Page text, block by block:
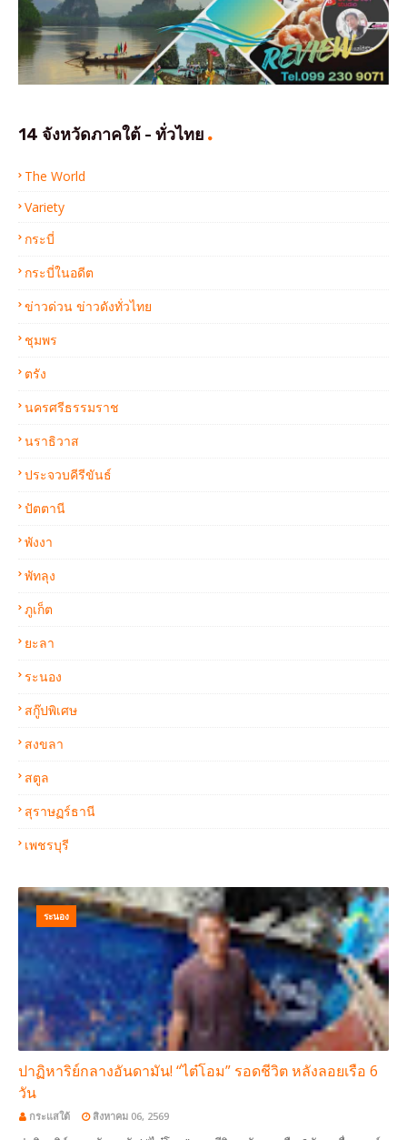
14 จังหวัดภาคใต้ - ทั่วไทย
The World
Variety
กระบี่
กระบี่ในอดีต
ข่าวด่วน ข่าวดังทั่วไทย
ชุมพร
ตรัง
นครศรีธรรมราช
นราธิวาส
ประจวบคีรีขันธ์
ปัตตานี
พังงา
พัทลุง
ภูเก็ต
ยะลา
ระนอง
สกู๊ปพิเศษ
สงขลา
สตูล
สุราษฏร์ธานี
เพชรบุรี
ระนอง
ปาฏิหาริย์กลางอันดามัน! “ไต๋โอม” รอดชีวิต หลังลอยเรือ 6
วัน
กระแสใต้ สิงหาคม 06, 2569